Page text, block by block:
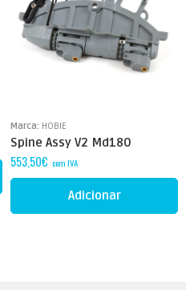
Marca: HOBIE
Spine Assy V2 Md180
553,50€ com IVA
Adicionar